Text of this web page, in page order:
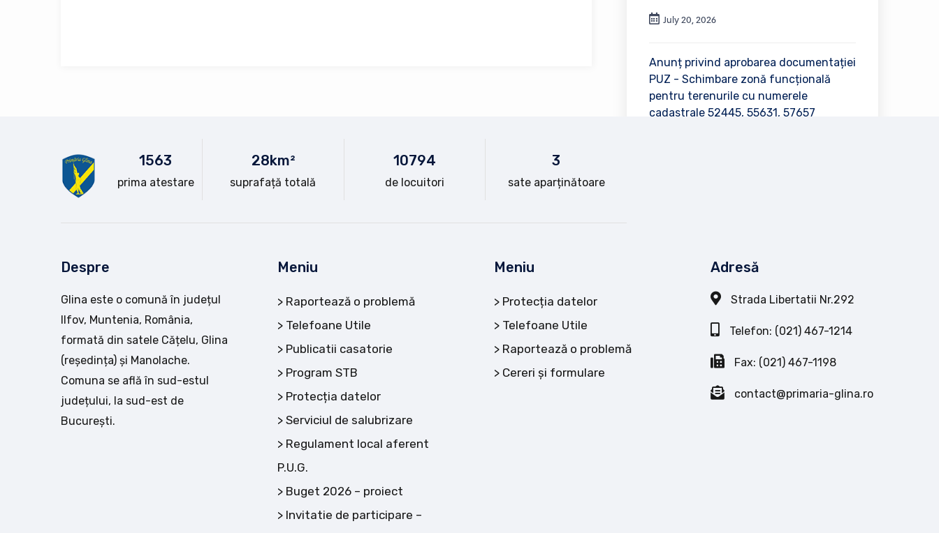
July 20, 2026
Anunț privind aprobarea documentației
PUZ - Schimbare zonă funcțională
pentru terenurile cu numerele
cadastrale 52445, 55631, 57657
1563
prima atestare
28km²
suprafață totală
10794
de locuitori
3
sate aparținătoare
Despre
Glina este o comună în județul
Ilfov, Muntenia, România,
formată din satele Cățelu, Glina
(reședința) și Manolache.
Comuna se află în sud-estul
județului, la sud-est de
București.
Meniu
Raportează o problemă
Telefoane Utile
Publicatii casatorie
Program STB
Protecția datelor
Serviciul de salubrizare
Regulament local aferent
P.U.G.
Buget 2026 – proiect
Invitatie de participare –
Meniu
Protecția datelor
Telefoane Utile
Raportează o problemă
Cereri și formulare
Adresă
Strada Libertatii Nr.292
Telefon: (021) 467-1214
Fax: (021) 467-1198
contact@primaria-glina.ro